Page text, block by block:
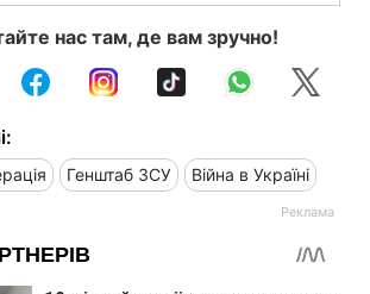
нас там, де вам зручно!
Генштаб ЗСУ Війна в Україні